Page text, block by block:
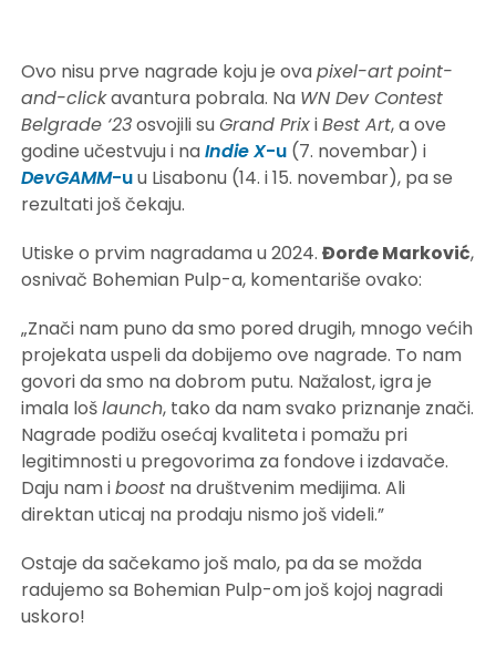
Ovo nisu prve nagrade koju je ovapixel-artpoint-
and-clickavantura pobrala. Na WN Dev Contest
Belgrade ‘23osvojili suGrand PrixiBest Art, a ove
godine učestvuju i naIndie X-u (7. novembar) i
DevGAMM-uu Lisabonu (14. i 15. novembar), pa se
rezultati još čekaju.
Utiske o prvim nagradama u 2024.Đorđe Marković,
osnivač Bohemian Pulp-a, komentariše ovako:
„Znači nam puno da smo pored drugih, mnogo većih
projekata uspeli da dobijemo ove nagrade. To nam
govori da smo na dobrom putu. Nažalost, igra je
imala lošlaunch, tako da nam svako priznanje znači.
Nagrade podižu osećaj kvaliteta i pomažu pri
legitimnosti u pregovorima za fondove i izdavače.
Daju nam iboost na društvenim medijima. Ali
direktan uticaj na prodaju nismo još videli.”
Ostaje da sačekamo još malo, pa da se možda
radujemo sa Bohemian Pulp-om još kojoj nagradi
uskoro!